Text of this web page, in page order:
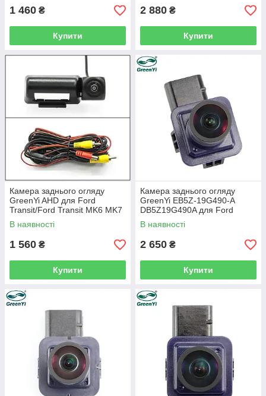
1 460 ₴
Купити
2 880 ₴
Купити
Камера заднього огляду
GreenYi AHD для Ford
Transit/Ford Transit MK6 MK7
2000-2013
В наявності
1 560 ₴
Купити
Камера заднього огляду
GreenYi EB5Z-19G490-A
DB5Z19G490A для Ford
Explorer 2011-2015
В наявності
2 650 ₴
Купити